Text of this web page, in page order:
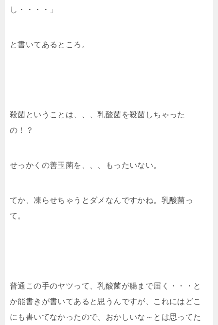
し・・・・」
と書いてあるところ。
殺菌ということは、、、乳酸菌を殺菌しちゃった
の！？
せっかくの善玉菌を、、、もったいない。
てか、凍らせちゃうとダメなんですかね。乳酸菌っ
て。
普通この手のヤツって、乳酸菌が腸まで届く・・・と
か能書きが書いてあると思うんですが、これにはどこ
にも書いてなかったので、おかしいな～とは思ってた